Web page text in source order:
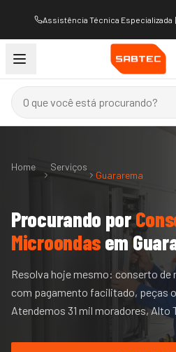
Assistência Técnica Especializada |
Home Serviços
Guararema
Procurando por
Microondasem
Resolva hoje mesmo: conserto de
com pagamento facilitado, peças
Atendemos 31 mil moradores, Alto